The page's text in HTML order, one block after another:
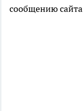
сообщению сайта